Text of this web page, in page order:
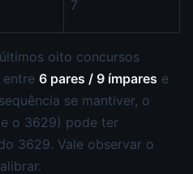
7
oito concursos
6 pares / 9 ímpares e
se mantiver, o
o 3629) pode ter
3629. Vale observar o